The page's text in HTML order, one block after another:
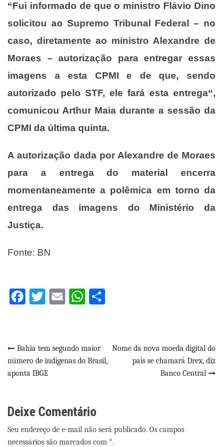
“Fui informado de que o ministro Flávio Dino
solicitou ao Supremo Tribunal Federal – no
caso, diretamente ao ministro Alexandre de
Moraes – autorização para entregar essas
imagens a esta CPMI e de que, sendo
autorizado pelo STF, ele fará esta entrega“,
comunicou Arthur Maia durante a sessão da
CPMI da última quinta.
A autorização dada por Alexandre de Moraes
para a entrega do material encerra
momentaneamente a polêmica em torno da
entrega das imagens do Ministério da
Justiça.
Fonte: BN
Facebook
Twitter
EmailWhatsApp
Navegação
de
Bahia tem segundo maior
número de indígenas do Brasil,
aponta IBGE
Nome da nova moeda digital do
país se chamará Drex, diz
Banco Central
Deixe Comentário
Seu endereço de e-mail não será publicado. Os campos
necessários são marcados com *.